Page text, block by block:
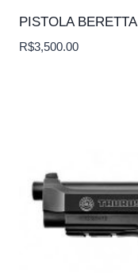
PISTOLA
R$3,500.00